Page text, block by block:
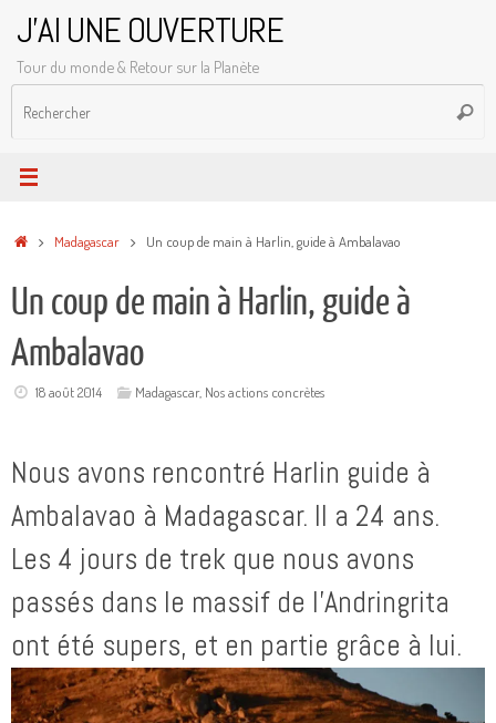
contenu
J'AI UNE OUVERTURE
Tour du monde & Retour sur la Planète
AccueilMadagascar Un coup de main à Harlin, guide à Ambalavao
Un coup de main à Harlin, guide à
Ambalavao
18 août 2014 Madagascar, Nos actions concrètes
Nous avons rencontré Harlin guide à
Ambalavao à Madagascar. Il a 24 ans.
Les 4 jours de trek que nous avons
passés dans le massif de l’Andringrita
ont été supers, et en partie grâce à lui.